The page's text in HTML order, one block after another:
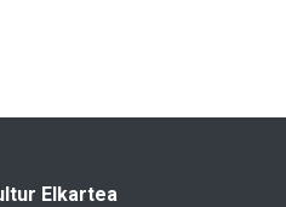
Elkartea